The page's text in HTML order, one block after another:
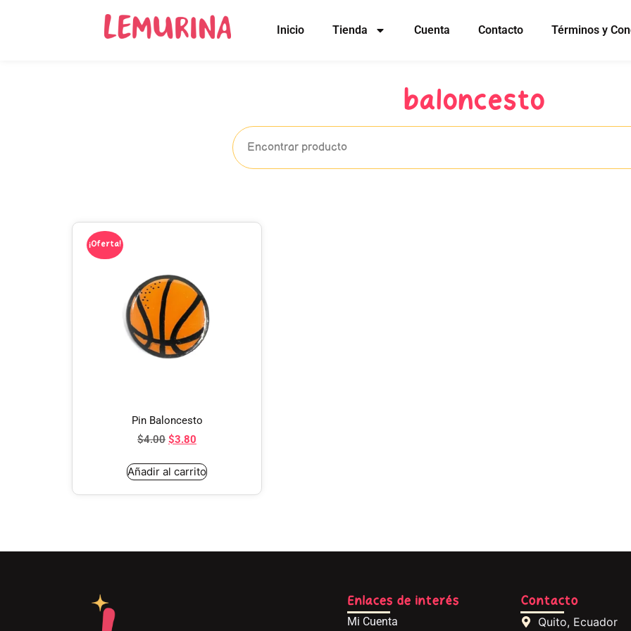
Inicio Tienda Cuenta Contacto Términos y
baloncesto
¡Oferta!
Pin Baloncesto
$4.00 $3.80
Añadir al carrito
Enlaces de interés
Mi Cuenta
Contacto
Quito, Ecuador